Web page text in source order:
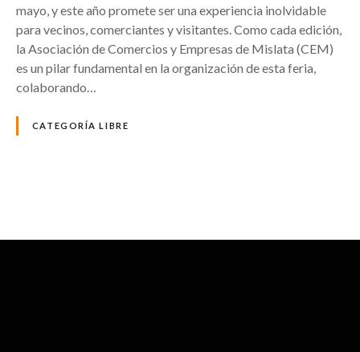
mayo, y este año promete ser una experiencia inolvidable
para vecinos, comerciantes y visitantes. Como cada edición,
la Asociación de Comercios y Empresas de Mislata (CEM)
es un pilar fundamental en la organización de esta feria,
colaborando…
CATEGORÍA LIBRE